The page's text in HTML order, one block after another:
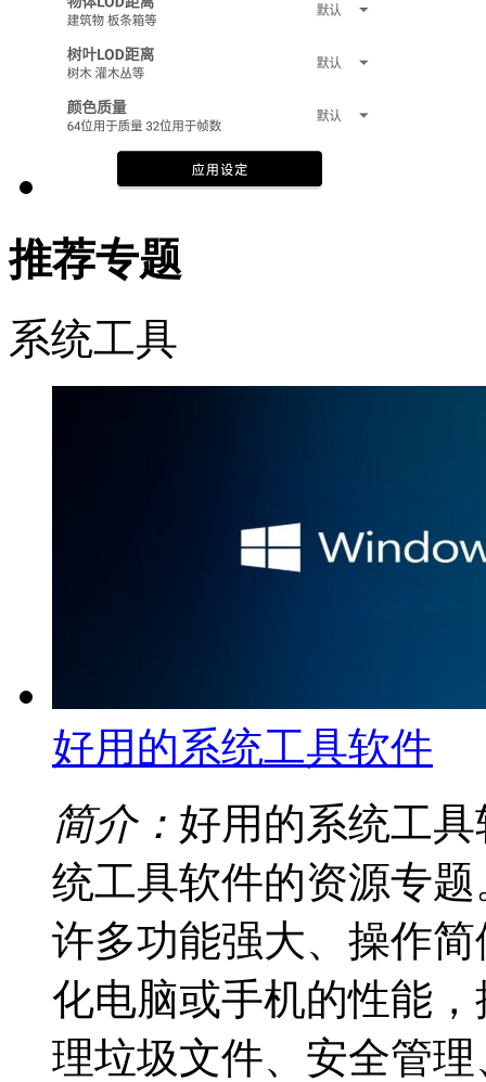
推荐专题
系统工具
好用的系统工具软件
简介： 好用的系统工
统工具软件的资源专
许多功能强大、操作
化电脑或手机的性能
理垃圾文件、安全管